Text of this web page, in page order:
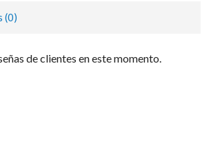
(0)
de clientes en este momento.